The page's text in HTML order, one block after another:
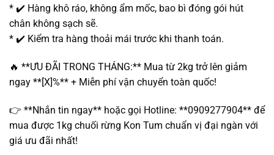
* ✔️ Hàng khô ráo, không ẩm mốc, bao bì đóng gói hút
chân không sạch sẽ.
* ✔️ Kiểm tra hàng thoải mái trước khi thanh toán.
🔥 **ƯU ĐÃI TRONG THÁNG:** Mua từ 2kg trở lên giảm
ngay **[X]%** + Miễn phí vận chuyển toàn quốc!
👉 **Nhắn tin ngay** hoặc gọi Hotline: **0909277904** để
mua được 1kg chuối rừng Kon Tum chuẩn vị đại ngàn với
giá ưu đãi nhất!